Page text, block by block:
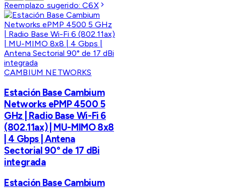
Reemplazo sugerido:C6X
CAMBIUM NETWORKS
Estación Base Cambium
Networks ePMP 4500 5
GHz | Radio Base Wi-Fi 6
(802.11ax) | MU-MIMO 8x8
| 4 Gbps | Antena
Sectorial 90° de 17 dBi
integrada
Estación Base Cambium